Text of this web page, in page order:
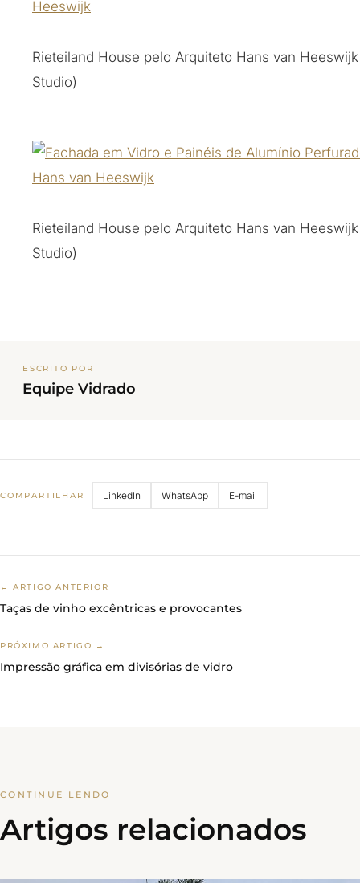
Rieteiland House pelo Arquiteto Hans van
Studio)
Rieteiland House pelo Arquiteto Hans van
Studio)
ESCRITO POR
Equipe Vidrado
COMPARTILHAR LinkedIn WhatsApp E-mail
← ARTIGO ANTERIOR
Taças de vinho excêntricas e provocantes
PRÓXIMO ARTIGO →
Impressão gráfica em divisórias de vidro
CONTINUE LENDO
Artigos relacionados